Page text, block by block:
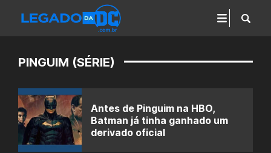
PINGUIM (SÉRIE)
Antes de Pinguim na HBO,
Batman já tinha ganhado um
derivado oficial